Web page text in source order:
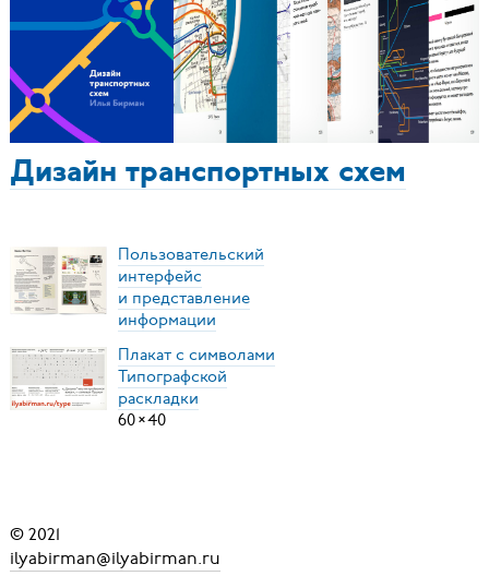
Дизайн транспортных схем
Пользовательский
интерфейс
и представление
информации
Плакат с символами
Типографской
раскладки
60×40
© 2021
ilyabirman@ilyabirman.ru